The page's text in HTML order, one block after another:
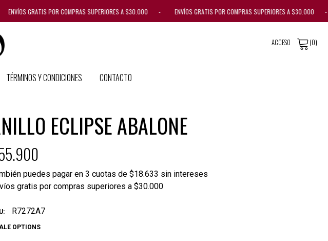
GRATIS POR COMPRAS SUPERIORES A $30.000 - ENVÍOS GRATIS POR COMPRAS SUPERIORES A
ACCESO (0)
TÉRMINOS Y CONDICIONES CONTACTO
ECLIPSE ABALONE
puedes pagar en 3 cuotas de $18.633 sin intereses
gratis por compras superiores a $30.000
R7272A7
OPTIONS